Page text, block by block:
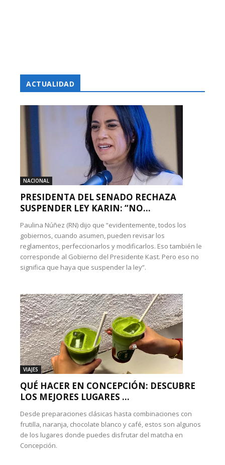
ACTUALIDAD
NACIONAL
PRESIDENTA DEL SENADO RECHAZA
SUSPENDER LEY KARIN: “NO...
Paulina Núñez (RN) dijo que “evidentemente, todos los
gobiernos, cuando asumen, pueden revisar los
reglamentos, perfeccionarlos y modificarlos. Eso también le
corresponde al Gobierno del Presidente Kast. Pero eso no
significa que haya que suspender la ley”.
VIAJES
QUÉ HACER EN CONCEPCIÓN: DESCUBRE
LOS MEJORES LUGARES ...
Desde preparaciones clásicas hasta combinaciones con
frutilla, naranja, chocolate blanco y café, estos son algunos
de los lugares donde puedes disfrutar del matcha en
Concepción.